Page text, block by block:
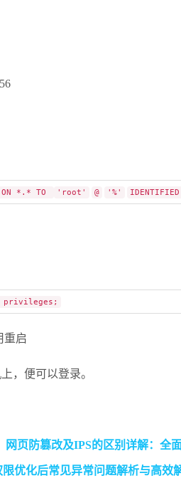
ON *.* TO 'root' @ '%'
privileges;
重启
，便可以登录。
网页防篡改及IPS的区别详解：全
优化后常见异常问题解析与高效